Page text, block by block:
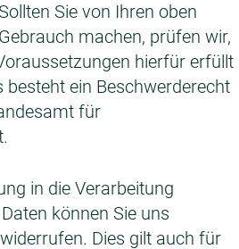
Sie von Ihren oben
machen, prüfen wir,
hierfür erfüllt
besteht ein Beschwerderecht
für
in die Verarbeitung
können Sie uns
Dies gilt auch für